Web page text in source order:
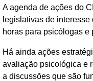
A agenda de ações do
legislativas de
horas para psicólogas
Há ainda ações
avaliação psicológica e
a discussões que são